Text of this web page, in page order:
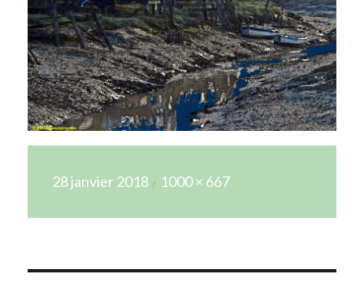
le
28 janvier 2018
réelle
1000 × 667